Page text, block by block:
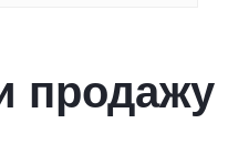
продажу